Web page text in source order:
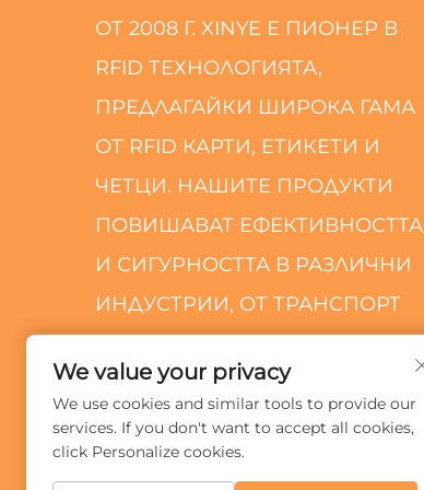
ОТ 2008 Г. XINYE Е ПИОНЕР В
RFID ТЕХНОЛОГИЯТА,
ПРЕДЛАГАЙКИ ШИРОКА ГАМА
ОТ RFID КАРТИ, ЕТИКЕТИ И
ЧЕТЦИ. НАШИТЕ ПРОДУКТИ
ПОВИШАВАТ ЕФЕКТИВНОСТТА
И СИГУРНОСТТА В РАЗЛИЧНИ
ИНДУСТРИИ, ОТ ТРАНСПОРТ
ДО ТЪРГОВИЯ НА ДРЕБНО.
We value your privacy
We use cookies and similar tools to provide our
services. If you don't want to accept all cookies,
click Personalize cookies.